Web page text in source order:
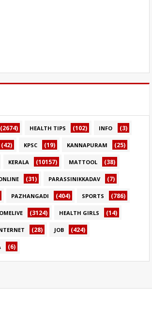
(2674) HEALTH TIPS (102) INFO (3)
(42) KPSC (19) KANNAPURAM (25)
KERALA (10157) MATTOOL (38)
(31) PARASSINIKKADAV (7)
PAZHANGADI (404) SPORTS (786)
(3124) HEALTH GIRLS (14)
(28) JOB (424)
(6)